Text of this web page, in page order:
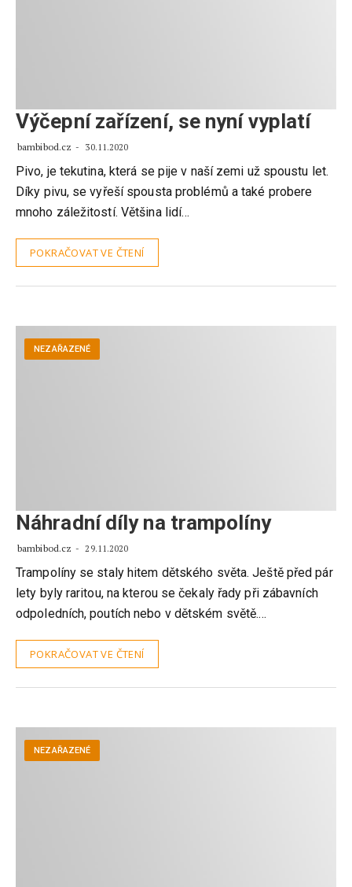
Výčepní zařízení, se nyní vyplatí
bambibod.cz 30.11.2020
Pivo, je tekutina, která se pije v naší zemi už spoustu let.
Díky pivu, se vyřeší spousta problémů a také probere
mnoho záležitostí. Většina lidí…
POKRAČOVAT VE ČTENÍ
NEZAŘAZENÉ
Náhradní díly na trampolíny
bambibod.cz 29.11.2020
Trampolíny se staly hitem dětského světa. Ještě před pár
lety byly raritou, na kterou se čekaly řady při zábavních
odpoledních, poutích nebo v dětském světě.…
POKRAČOVAT VE ČTENÍ
NEZAŘAZENÉ